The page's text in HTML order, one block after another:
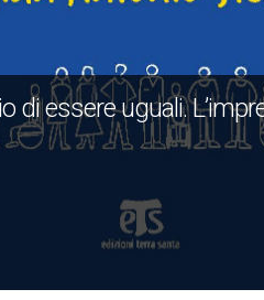
di essere uguali.